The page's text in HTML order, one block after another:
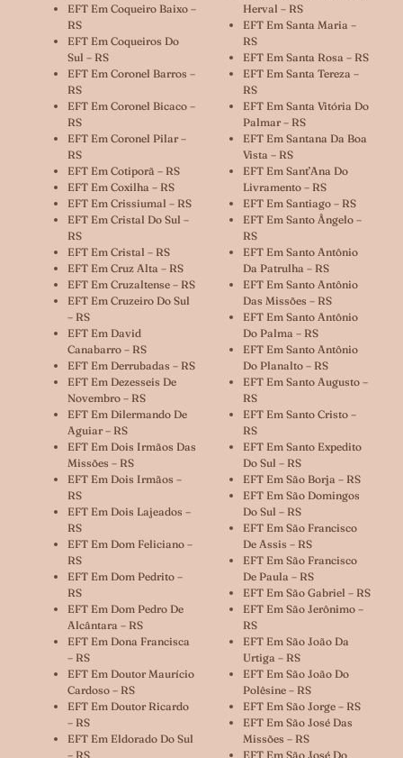
EFT Em Coqueiro Baixo –
RS
EFT Em Coqueiros Do
Sul – RS
EFT Em Coronel Barros –
RS
EFT Em Coronel Bicaco –
RS
EFT Em Coronel Pilar –
RS
EFT Em Cotiporã – RS
EFT Em Coxilha – RS
EFT Em Crissiumal – RS
EFT Em Cristal Do Sul –
RS
EFT Em Cristal – RS
EFT Em Cruz Alta – RS
EFT Em Cruzaltense – RS
EFT Em Cruzeiro Do Sul
– RS
EFT Em David
Canabarro – RS
EFT Em Derrubadas – RS
EFT Em Dezesseis De
Novembro – RS
EFT Em Dilermando De
Aguiar – RS
EFT Em Dois Irmãos Das
Missões – RS
EFT Em Dois Irmãos –
RS
EFT Em Dois Lajeados –
RS
EFT Em Dom Feliciano –
RS
EFT Em Dom Pedrito –
RS
EFT Em Dom Pedro De
Alcântara – RS
EFT Em Dona Francisca
– RS
EFT Em Doutor Maurício
Cardoso – RS
EFT Em Doutor Ricardo
– RS
EFT Em Eldorado Do Sul
– RS
Herval – RS
EFT Em Santa Maria –
RS
EFT Em Santa Rosa – RS
EFT Em Santa Tereza –
RS
EFT Em Santa Vitória Do
Palmar – RS
EFT Em Santana Da Boa
Vista – RS
EFT Em Sant’Ana Do
Livramento – RS
EFT Em Santiago – RS
EFT Em Santo Ângelo –
RS
EFT Em Santo Antônio
Da Patrulha – RS
EFT Em Santo Antônio
Das Missões – RS
EFT Em Santo Antônio
Do Palma – RS
EFT Em Santo Antônio
Do Planalto – RS
EFT Em Santo Augusto –
RS
EFT Em Santo Cristo –
RS
EFT Em Santo Expedito
Do Sul – RS
EFT Em São Borja – RS
EFT Em São Domingos
Do Sul – RS
EFT Em São Francisco
De Assis – RS
EFT Em São Francisco
De Paula – RS
EFT Em São Gabriel – RS
EFT Em São Jerônimo –
RS
EFT Em São João Da
Urtiga – RS
EFT Em São João Do
Polêsine – RS
EFT Em São Jorge – RS
EFT Em São José Das
Missões – RS
EFT Em São José Do